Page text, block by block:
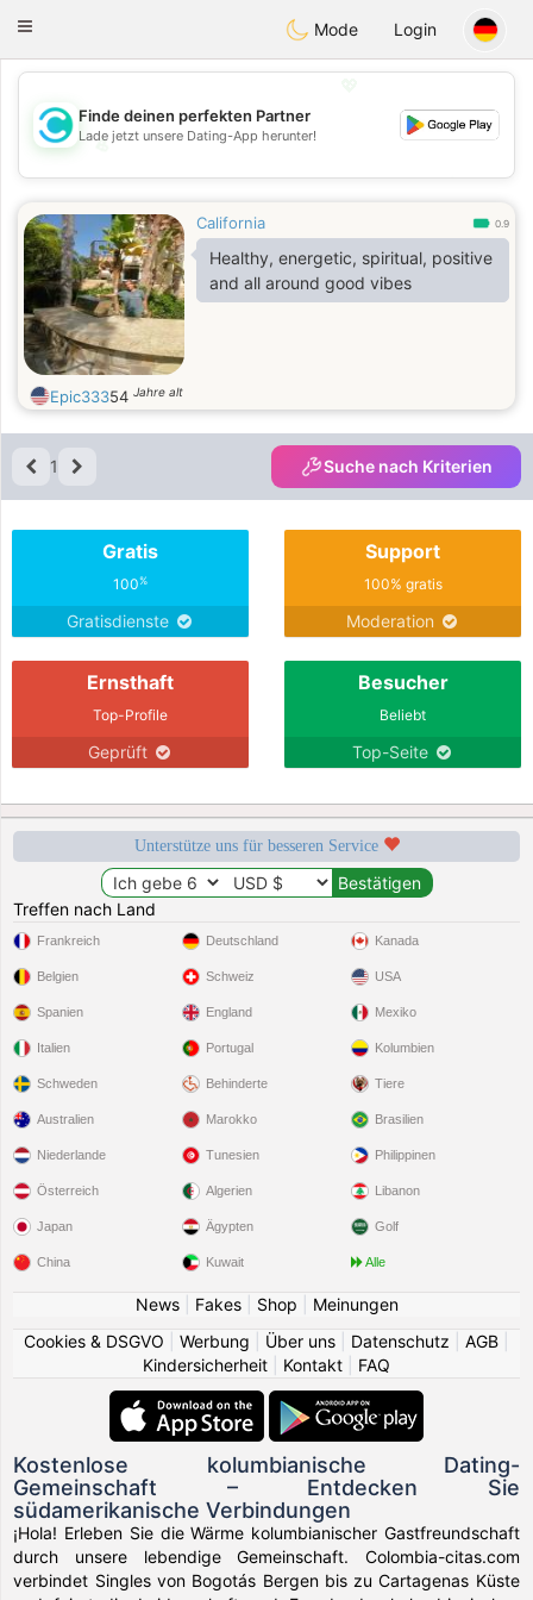
olombiaCitas
Toggle
Mode Login
💖
💕
Finde deinen perfekten Partner
Lade jetzt unsere Dating-App herunter!
California 0.9
Healthy, energetic, spiritual, positive
and all around good vibes
Epic33354 Jahre alt
1 Suche nach Kriterien
Gratis
100%
Gratisdienste
Support
100% gratis
Moderation
Ernsthaft
Top-Profile
Geprüft
Besucher
Beliebt
Top-Seite
Unterstütze uns für besseren Service
Treffen nach Land
Frankreich
Belgien
Spanien
Italien
Schweden
Deutschland
Schweiz
England
Portugal
Behinderte
Kanada
USA
Mexiko
Kolumbien
Tiere
Australien
Niederlande
Österreich
Japan
China
Marokko
Tunesien
Algerien
Ägypten
Kuwait
Brasilien
Philippinen
Libanon
Golf
Alle
News| Fakes| Shop
Meinungen
Cookies & DSGVO
Werbung Über uns Datenschutz AGB
Kindersicherheit
Kontakt FAQ
Kostenlose kolumbianische Dating-
Gemeinschaft – Entdecken Sie
südamerikanische Verbindungen
¡Hola! Erleben Sie die Wärme kolumbianischer Gastfreundschaft
durch unsere lebendige Gemeinschaft. Colombia-citas.com
verbindet Singles von Bogotás Bergen bis zu Cartagenas Küste